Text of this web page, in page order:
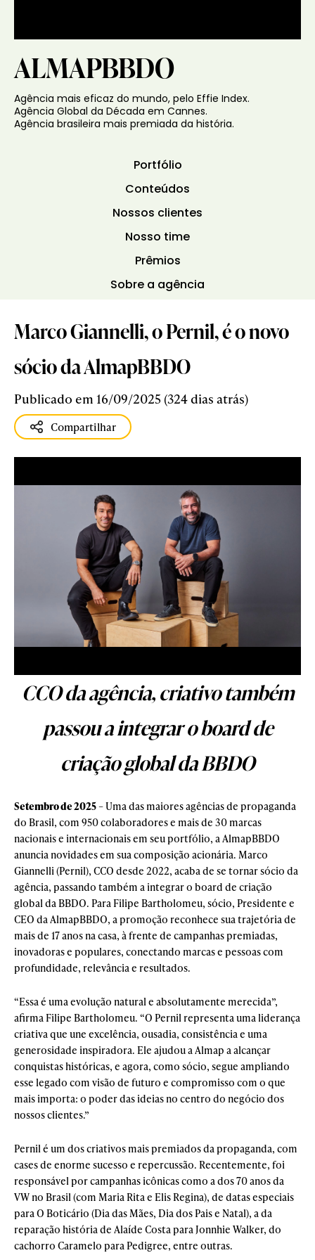
ALMAPBBDO
Agência mais eficaz do mundo, pelo Effie Index.
Agência Global da Década em Cannes.
Agência brasileira mais premiada da história.
Portfólio
Conteúdos
Nossos clientes
Nosso time
Prêmios
Sobre a agência
Marco Giannelli, o Pernil, é o novo
sócio da AlmapBBDO
Publicado em 16/09/2025 (324 dias atrás)
Compartilhar
CCO da agência, criativo também
passou a integraro board de
criação global da BBDO
Setembro de 2025– Uma das maiores agências de propaganda
do Brasil, com 950 colaboradores e mais de 30 marcas
nacionais e internacionais em seu portfólio, a AlmapBBDO
anuncia novidades em sua composição acionária. Marco
Giannelli (Pernil), CCO desde 2022, acaba de se tornar sócio da
agência, passando também a integrar o board de criação
global da BBDO. Para Filipe Bartholomeu, sócio, Presidente e
CEO da AlmapBBDO, a promoção reconhece sua trajetória de
mais de 17 anos na casa, à frente de campanhas premiadas,
inovadoras e populares, conectando marcas e pessoas com
profundidade, relevância e resultados.
“Essa é uma evolução natural e absolutamente merecida”,
afirma Filipe Bartholomeu. “O Pernil representa uma liderança
criativa que une excelência, ousadia, consistência e uma
generosidade inspiradora. Ele ajudou a Almap a alcançar
conquistas históricas, e agora, como sócio, segue ampliando
esse legado com visão de futuro e compromisso com o que
mais importa: o poder das ideias no centro do negócio dos
nossos clientes.”
Pernil é um dos criativos mais premiados da propaganda, com
cases de enorme sucesso e repercussão. Recentemente, foi
responsável por campanhas icônicas como a dos 70 anos da
VW no Brasil (com Maria Rita e Elis Regina), de datas especiais
para O Boticário (Dia das Mães, Dia dos Pais e Natal), a da
reparação história de Alaíde Costa para Jonnhie Walker, do
cachorro Caramelo para Pedigree, entre outras.